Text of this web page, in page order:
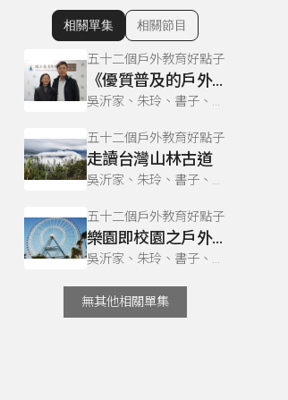
顯示相關單集
相關單集 相關節目
五十二個戶外教育好點子
《優質普及的戶外教育》
吳沂家、朱玲、書子、巫巴克、書勤
五十二個戶外教育好點子
走讀台灣山林古道
吳沂家、朱玲、書子、巫巴克、書勤
五十二個戶外教育好點子
樂園即校園之戶外學習
吳沂家、朱玲、書子、巫巴克、書勤
無其他相關單集